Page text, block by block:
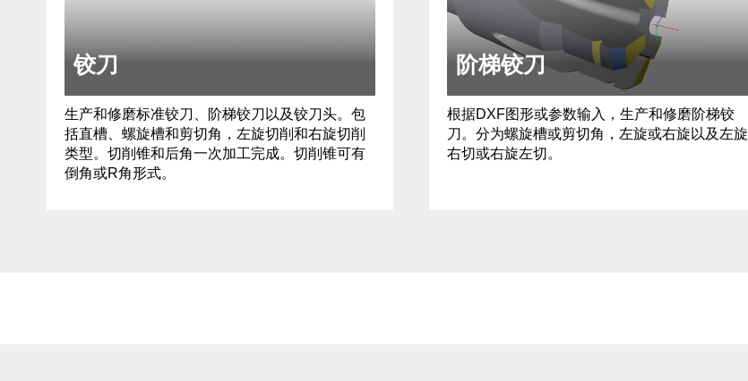
铰刀
生产和修磨标准铰刀、阶梯铰刀以及铰刀头。包
括直槽、螺旋槽和剪切角，左旋切削和右旋切削
类型。切削锥和后角一次加工完成。切削锥可有
倒角或R角形式。
阶梯铰刀
根据DXF图形或参数输入，生产和修磨阶梯铰
刀。分为螺旋槽或剪切角，左旋或右旋以及左旋
右切或右旋左切。